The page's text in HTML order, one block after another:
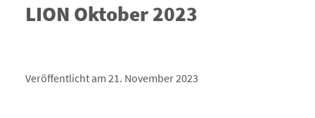
LION Oktober 2023
Veröffentlicht am 21. November 2023